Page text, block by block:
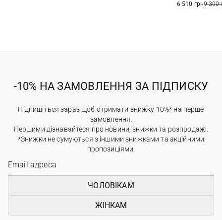
6 510 грн9 300
-10% НА ЗАМОВЛЕННЯ ЗА ПІДПИСКУ
Підпишіться зараз щоб отримати знижку 10%* на перше
замовлення.
Першими дізнавайтеся про новини, знижки та розпродажі.
*Знижки не сумуються з іншими знижками та акційними
пропозиціями.
ЧОЛОВІКАМ
ЖІНКАМ